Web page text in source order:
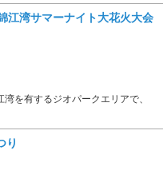
江湾サマーナイト大花火大会
を有するジオパークエリアで、
り